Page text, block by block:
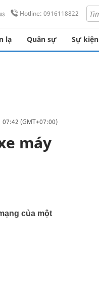
Hotline: 0916118822
lạ Quân sự Sự kiện
(GMT+07:00)
máy
của một